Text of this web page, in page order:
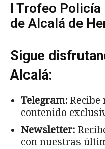
I Trofeo Policía
de Alcalá de
Sigue
Alcalá:
Telegram:
contenido
Newsletter:
con nuestras